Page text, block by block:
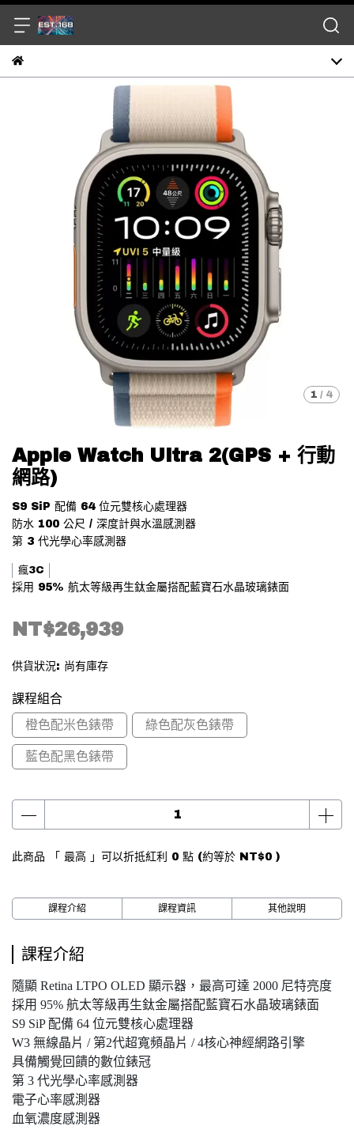
1 / 4
Apple Watch Ultra 2(GPS + 行動
網路)
S9 SiP 配備 64 位元雙核心處理器
防水 100 公尺 / 深度計與水溫感測器
第 3 代光學心率感測器
瘋3C
採用 95% 航太等級再生鈦金屬搭配藍寶石水晶玻璃錶面
NT$26,939
供貨狀況: 尚有庫存
課程組合
橙色配米色錶帶
綠色配灰色錶帶
藍色配黑色錶帶
此商品 「 最高 」可以折抵紅利 0 點 (約等於 NT$0 )
課程介紹 課程資訊 其他說明
課程介紹
隨顯 Retina LTPO OLED 顯示器，最高可達 2000 尼特亮度
採用 95% 航太等級再生鈦金屬搭配藍寶石水晶玻璃錶面
S9 SiP 配備 64 位元雙核心處理器
W3 無線晶片 / 第2代超寬頻晶片 / 4核心神經網路引擎
具備觸覺回饋的數位錶冠
第 3 代光學心率感測器
電子心率感測器
血氧濃度感測器